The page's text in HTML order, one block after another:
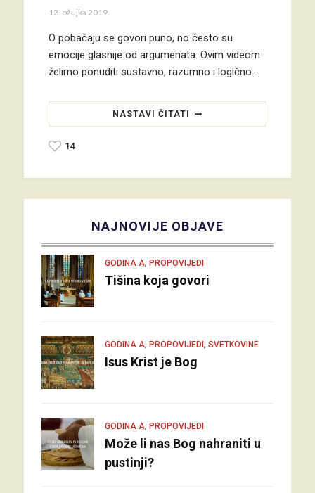
12. ožujka 2019.
O pobačaju se govori puno, no često su
emocije glasnije od argumenata. Ovim videom
želimo ponuditi sustavno, razumno i logično…
NASTAVI ČITATI
14
NAJNOVIJE OBJAVE
GODINA A, PROPOVIJEDI
Tišina koja govori
GODINA A, PROPOVIJEDI , SVETKOVINE
Isus Krist je Bog
GODINA A, PROPOVIJEDI
Može li nas Bog nahraniti u
pustinji?